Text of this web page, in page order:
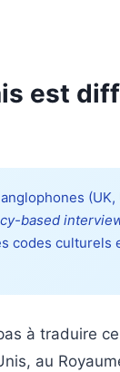
est
based
codes culturels
à traduire
au